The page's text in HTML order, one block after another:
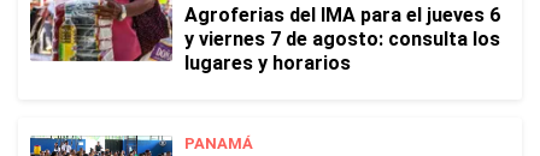
Agroferias del IMA para el jueves 6
y viernes 7 de agosto: consulta los
lugares y horarios
PANAMÁ